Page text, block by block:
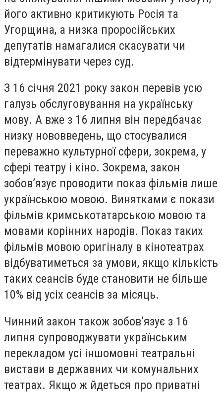
його активно критикують Росія та
Угорщина, а низка проросійських
депутатів намагалися скасувати чи
відтермінувати через суд.
З 16 січня 2021 року закон перевів усю
галузь обслуговування на українську
мову. А вже з 16 липня він передбачає
низку нововведень, що стосувалися
переважно культурної сфери, зокрема, у
сфері театру і кіно. Зокрема, закон
зобов’язує проводити показ фільмів лише
українською мовою. Винятками є покази
фільмів кримськотатарською мовою та
мовами корінних народів. Показ таких
фільмів мовою оригіналу в кінотеатрах
відбуватиметься за умови, якщо кількість
таких сеансів буде становити не більше
10% від усіх сеансів за місяць.
Чинний закон також зобов’язує з 16
липня супроводжувати українським
перекладом усі іншомовні театральні
вистави в державних чи комунальних
театрах. Якщо ж йдеться про приватні